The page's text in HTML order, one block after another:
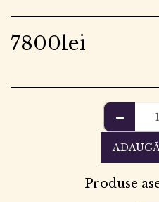
7800lei
Produse